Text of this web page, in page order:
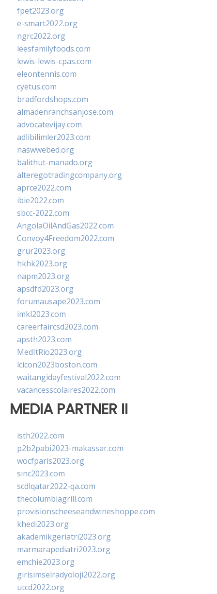
fpet2023.org
e-smart2022.org
ngrc2022.org
leesfamilyfoods.com
lewis-lewis-cpas.com
eleontennis.com
cyetus.com
bradfordshops.com
almadenranchsanjose.com
advocatevijay.com
adlibilimler2023.com
naswwebed.org
balithut-manado.org
alteregotradingcompany.org
aprce2022.com
ibie2022.com
sbcc-2022.com
AngolaOilAndGas2022.com
Convoy4Freedom2022.com
grur2023.org
hkhk2023.org
napm2023.org
apsdfd2023.org
forumausape2023.com
imkl2023.com
careerfaircsd2023.com
apsth2023.com
MedItRio2023.org
lcicon2023boston.com
waitangidayfestival2022.com
vacancesscolaires2022.com
MEDIA PARTNER II
isth2022.com
p2b2pabi2023-makassar.com
wocfparis2023.org
sinc2023.com
scdlqatar2022-qa.com
thecolumbiagrill.com
provisionscheeseandwineshoppe.com
khedi2023.org
akademikgeriatri2023.org
marmarapediatri2023.org
emchie2023.org
girisimselradyoloji2022.org
utcd2022.org